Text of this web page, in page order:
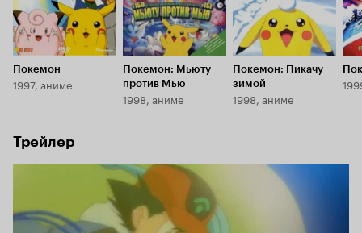
Покемон
1997, аниме
Покемон: Мьюту
против Мью
1998, аниме
Покемон: Пикачу
зимой
1998, аниме
Трейлер